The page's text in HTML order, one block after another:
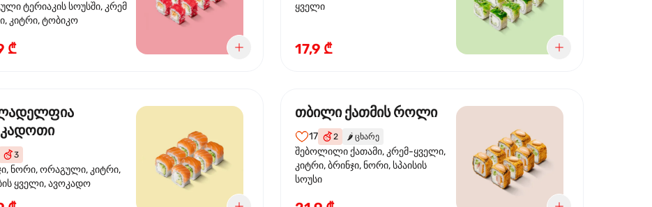
ტერიაკის სოუსში, კრემ
კიტრი, ტობიკო
₾
ყველი
17,9 ₾
3
ნორი, ორაგული, კიტრი,
ყველი, ავოკადო
თბილი ქათმის როლი
17 2 🌶️ ცხარე
შებოლილი ქათამი, კრემ-ყველი,
კიტრი, ბრინჯი, ნორი, სპაისის
სოუსი